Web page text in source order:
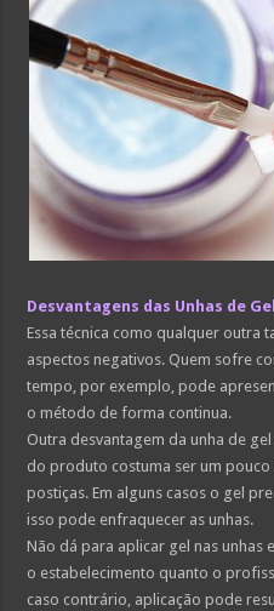
Desvantagens das Unhas de Gel
Essa técnica como qualquer outra
aspectos negativos. Quem sofre
tempo, por exemplo, pode
o método de forma continua.
Outra desvantagem da unha de
do produto costuma ser um
postiças. Em alguns casos o gel
isso pode enfraquecer as unhas.
Não dá para aplicar gel nas unhas
o estabelecimento quanto o
caso contrário, aplicação pode